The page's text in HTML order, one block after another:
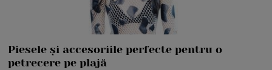
Piesele și accesoriile perfecte pentru o
petrecere pe plajă